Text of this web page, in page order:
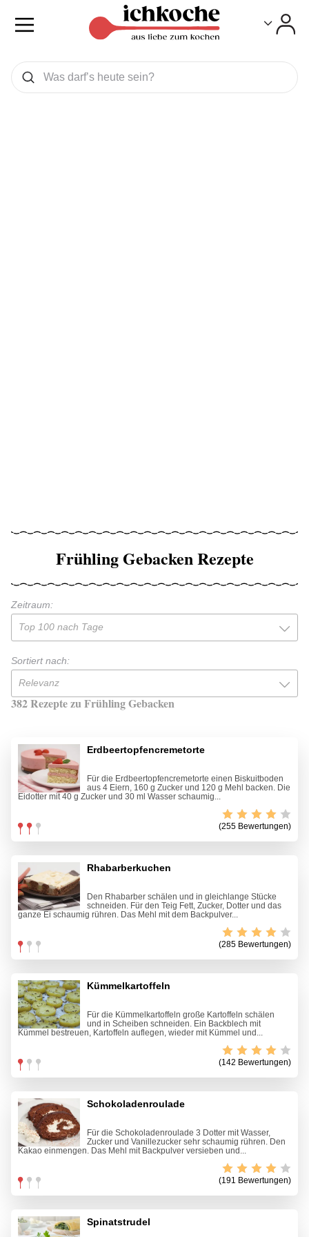
Was wollen Sie suchen
Suchen
Frühling Gebacken Rezepte
Zeitraum:
Top 100 nach Tage
Sortiert nach:
Relevanz
382 Rezepte zu Frühling Gebacken
Erdbeertopfencremetorte
Für die Erdbeertopfencremetorte einen Biskuitboden
aus 4 Eiern, 160 g Zucker und 120 g Mehl backen. Die
Eidotter mit 40 g Zucker und 30 ml Wasser schaumig...
(255 Bewertungen)
Rhabarberkuchen
Den Rhabarber schälen und in gleichlange Stücke
schneiden. Für den Teig Fett, Zucker, Dotter und das
ganze Ei schaumig rühren. Das Mehl mit dem Backpulver...
(285 Bewertungen)
Kümmelkartoffeln
Für die Kümmelkartoffeln große Kartoffeln schälen
und in Scheiben schneiden. Ein Backblech mit
Kümmel bestreuen, Kartoffeln auflegen, wieder mit Kümmel und...
(142 Bewertungen)
Schokoladenroulade
Für die Schokoladenroulade 3 Dotter mit Wasser,
Zucker und Vanillezucker sehr schaumig rühren. Den
Kakao einmengen. Das Mehl mit Backpulver versieben und...
(191 Bewertungen)
Spinatstrudel